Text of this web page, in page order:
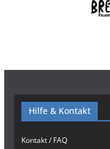
Hilfe & Kontakt
Kontakt / FAQ